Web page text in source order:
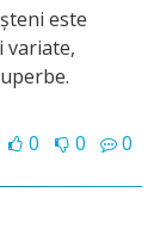
este
variate,
0 0 0